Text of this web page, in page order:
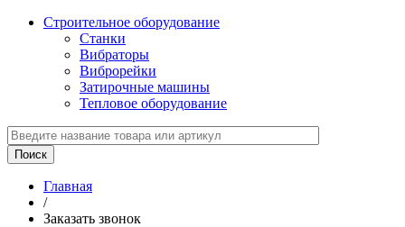
Строительное оборудование
Станки
Вибраторы
Виброрейки
Затирочные машины
Тепловое оборудование
Главная
/
Заказать звонок